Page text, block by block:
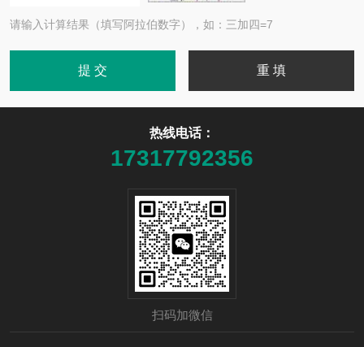
请输入计算结果（填写阿拉伯数字），如：三加四=7
热线电话：
17317792356
扫码加微信